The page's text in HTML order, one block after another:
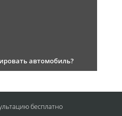
автомобиль?
бесплатно